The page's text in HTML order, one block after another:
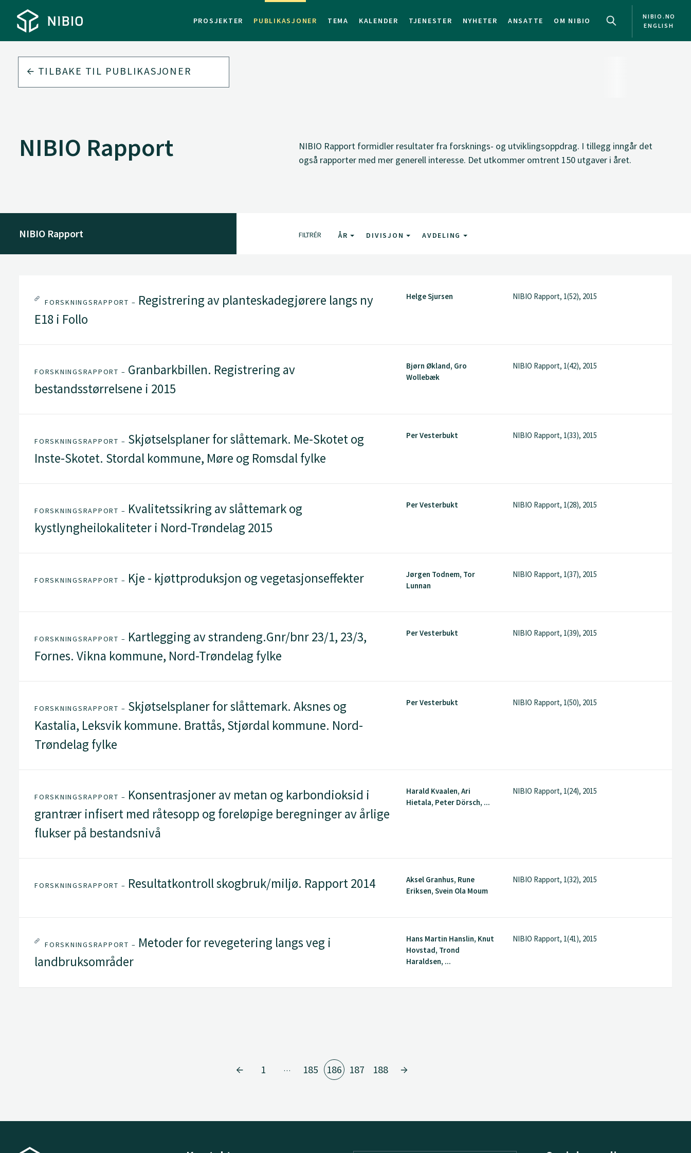
PROSJEKTER PUBLIKASJONER TEMA KALENDER TJENESTER NYHETER ANSATTE OM NIBIO
NIBIO.NO
ENGLISH
TILBAKE TIL PUBLIKASJONER
NIBIO Rapport
NIBIO Rapport formidler resultater fra forsknings- og utviklingsoppdrag. I tillegg inngår det
også rapporter med mer generell interesse. Det utkommer omtrent 150 utgaver i året.
NIBIO Rapport FILTRÉR ÅR DIVISJON AVDELING
FORSKNINGSRAPPORT – Registrering av planteskadegjørere langs ny
E18 i Follo
Helge Sjursen NIBIO Rapport, 1(52), 2015
FORSKNINGSRAPPORT – Granbarkbillen. Registrering av
bestandsstørrelsene i 2015
Bjørn Økland, Gro
Wollebæk
NIBIO Rapport, 1(42), 2015
FORSKNINGSRAPPORT – Skjøtselsplaner for slåttemark. Me-Skotet og
Inste-Skotet. Stordal kommune, Møre og Romsdal fylke
Per Vesterbukt NIBIO Rapport, 1(33), 2015
FORSKNINGSRAPPORT – Kvalitetssikring av slåttemark og
kystlyngheilokaliteter i Nord-Trøndelag 2015
Per Vesterbukt NIBIO Rapport, 1(28), 2015
FORSKNINGSRAPPORT – Kje - kjøttproduksjon og vegetasjonseffekter
Jørgen Todnem, Tor
Lunnan
NIBIO Rapport, 1(37), 2015
FORSKNINGSRAPPORT – Kartlegging av strandeng.Gnr/bnr 23/1, 23/3,
Fornes. Vikna kommune, Nord-Trøndelag fylke
Per Vesterbukt NIBIO Rapport, 1(39), 2015
FORSKNINGSRAPPORT – Skjøtselsplaner for slåttemark. Aksnes og
Kastalia, Leksvik kommune. Brattås, Stjørdal kommune. Nord-
Trøndelag fylke
Per Vesterbukt NIBIO Rapport, 1(50), 2015
FORSKNINGSRAPPORT – Konsentrasjoner av metan og karbondioksid i
grantrær infisert med råtesopp og foreløpige beregninger av årlige
flukser på bestandsnivå
Harald Kvaalen, Ari
Hietala, Peter Dörsch, ...
NIBIO Rapport, 1(24), 2015
FORSKNINGSRAPPORT – Resultatkontroll skogbruk/miljø. Rapport 2014
Aksel Granhus, Rune
Eriksen, Svein Ola Moum
NIBIO Rapport, 1(32), 2015
FORSKNINGSRAPPORT – Metoder for revegetering langs veg i
landbruksområder
Hans Martin Hanslin, Knut
Hovstad, Trond
Haraldsen, ...
NIBIO Rapport, 1(41), 2015
1 … 185 186 187 188